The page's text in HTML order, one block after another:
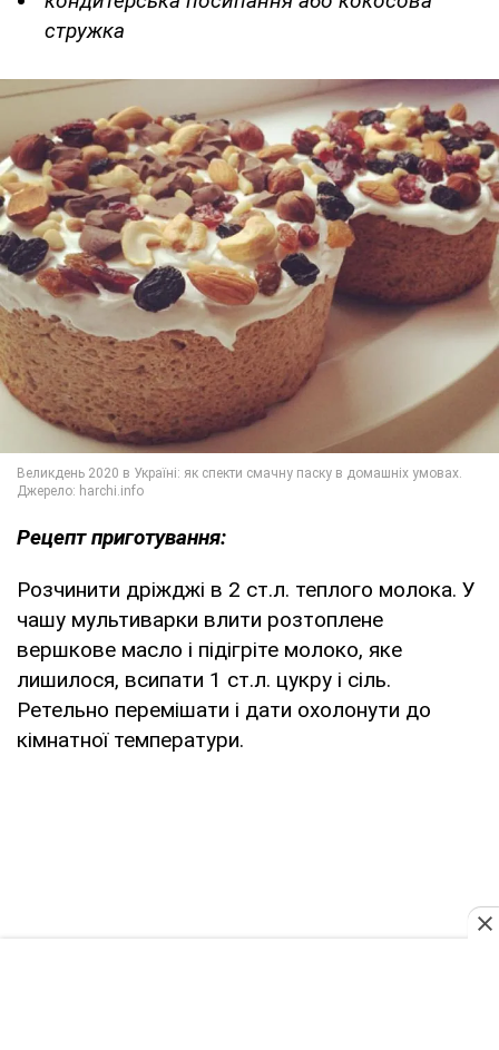
стружка
Рецепт приготування:
Розчинити дріжджі в 2 ст.л. теплого молока. У
чашу мультиварки влити розтоплене
вершкове масло і підігріте молоко, яке
лишилося, всипати 1 ст.л. цукру і сіль.
Ретельно перемішати і дати охолонути до
кімнатної температури.